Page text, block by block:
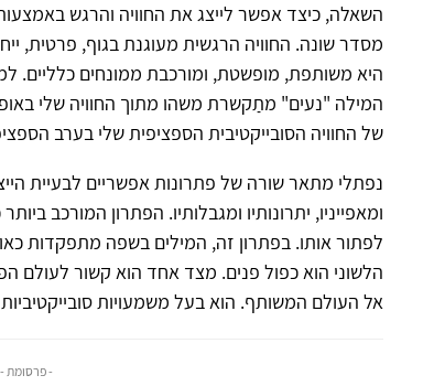
השאלה, כיצד אפשר לייצג את החוויה והרגש
מסדר שונה. החוויה הרגשית מעוגנת בגוף, פרטית,
היא משותפת, מופשטת, ומורכבת ממונחים כלליים.
המילה "נעים" מתַקשרת משהו מתוך החוויה שלי
של החוויה הסובייקטיבית הספציפית שלי בערב
נפתלי מתאר שורה של פתרונות אפשריים לבעיית
ומאפייניו, יתרונותיו ומגבלותיו. הפתרון המורכב
לפתור אותו. בפתרון זה, המילים בשפה מתפקדות
הלשוני הוא כפול פנים. מצד אחד הוא קשור לעולם
אל העולם המשותף. הוא בעל משמעויות סובייקטיביות
- פרסומת -